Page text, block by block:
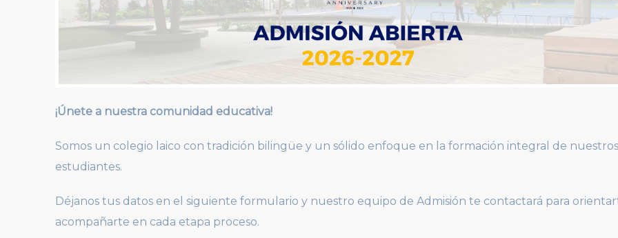
¡Únete a nuestra comunidad educativa!
Somos un colegio laico con tradición bilingüe y un sólido enfoque en la formación integral de nuestros
estudiantes.
Déjanos tus datos en el siguiente formulario y nuestro equipo de Admisión te contactará para
acompañarte en cada etapa proceso.